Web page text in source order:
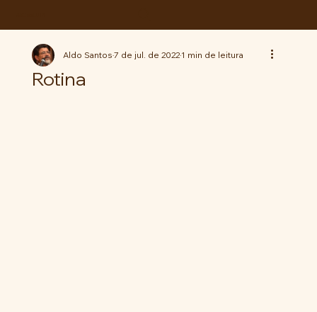
Rotina
Aldo Santos7 de jul. de 20221 min de leitura